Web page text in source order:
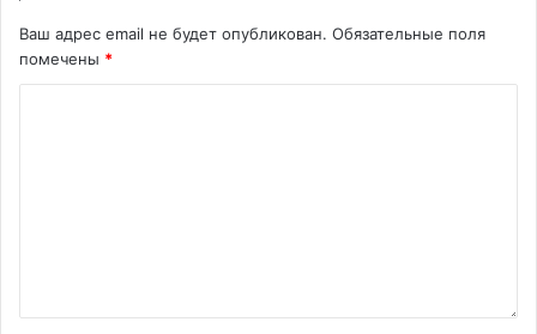
Ваш адрес email не будет опубликован. Обязательные поля
помечены *